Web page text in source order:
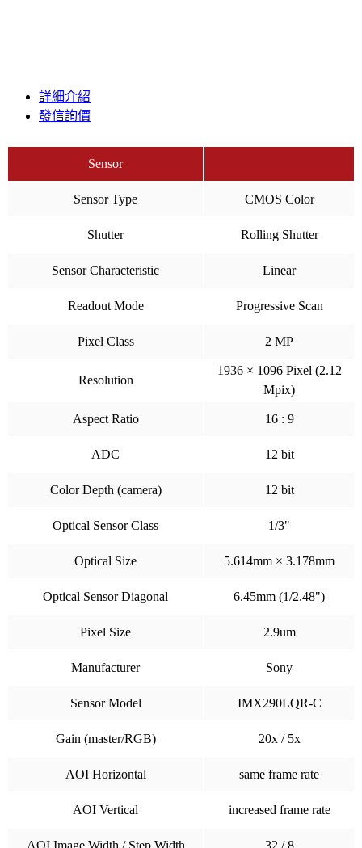
詳細介紹
發信詢價
Sensor
Sensor Type CMOS Color
Shutter Rolling Shutter
Sensor Characteristic Linear
Readout Mode Progressive Scan
Pixel Class 2 MP
Resolution
1936 × 1096 Pixel (2.12
Mpix)
Aspect Ratio 16 : 9
ADC 12 bit
Color Depth (camera) 12 bit
Optical Sensor Class 1/3"
Optical Size 5.614mm × 3.178mm
Optical Sensor Diagonal 6.45mm (1/2.48")
Pixel Size 2.9um
Manufacturer Sony
Sensor Model IMX290LQR-C
Gain (master/RGB) 20x / 5x
AOI Horizontal same frame rate
AOI Vertical increased frame rate
AOI Image Width / Step Width 32 / 8